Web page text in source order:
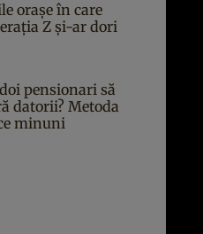
orașe în care
Z și-ar dori
pensionari să
datorii? Metoda
minuni